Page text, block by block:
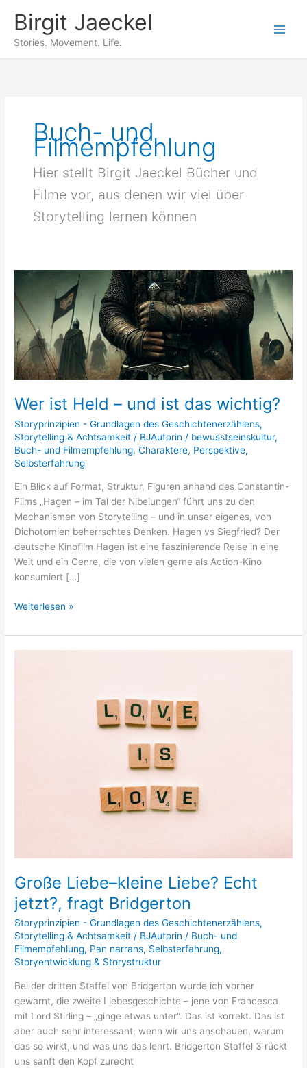
Inhalt
springen
Birgit Jaeckel
Stories. Movement. Life.
Buch- und
Filmempfehlung
Hier stellt Birgit Jaeckel Bücher und
Filme vor, aus denen wir viel über
Storytelling lernen können
Wer ist Held – und ist das wichtig?
Storyprinzipien - Grundlagen des Geschichtenerzählens,
Storytelling & Achtsamkeit / BJAutorin / bewusstseinskultur,
Buch- und Filmempfehlung,Charaktere, Perspektive,
Selbsterfahrung
Ein Blick auf Format, Struktur, Figuren anhand des Constantin-
Films „Hagen – im Tal der Nibelungen“ führt uns zu den
Mechanismen von Storytelling – und in unser eigenes, von
Dichotomien beherrschtes Denken. Hagen vs Siegfried? Der
deutsche Kinofilm Hagen ist eine faszinierende Reise in eine
Welt und ein Genre, die von vielen gerne als Action-Kino
konsumiert […]
Wer
ist
Held
–
und
ist
das
wichtig?
Weiterlesen »
Große Liebe–kleine Liebe? Echt
jetzt?, fragt Bridgerton
Storyprinzipien - Grundlagen des Geschichtenerzählens,
Storytelling & Achtsamkeit / BJAutorin/ Buch- und
Filmempfehlung, Pan narrans, Selbsterfahrung,
Storyentwicklung & Storystruktur
Bei der dritten Staffel von Bridgerton wurde ich vorher
gewarnt, die zweite Liebesgeschichte – jene von Francesca
mit Lord Stirling – „ginge etwas unter“. Das ist korrekt. Das ist
aber auch sehr interessant, wenn wir uns anschauen, warum
das so wirkt, und was uns das lehrt. Bridgerton Staffel 3 rückt
uns sanft den Kopf zurecht